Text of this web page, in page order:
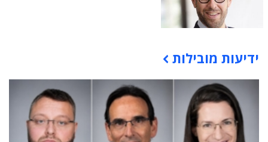
תוכן פרסומי
ידיעות מובילות